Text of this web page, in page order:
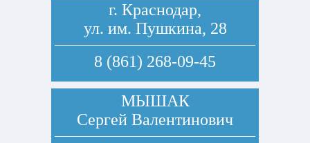
г. Краснодар,
ул. им. Пушкина, 28
8 (861) 268-09-45
МЫШАК
Сергей Валентинович